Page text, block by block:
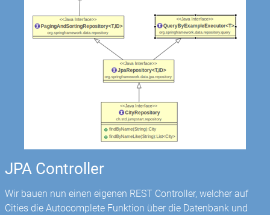
JPA Controller
Wir bauen nun einen eigenen REST Controller, welcher auf
Cities die Autocomplete Funktion über die Datenbank und